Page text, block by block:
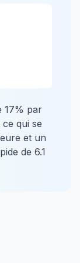
17% par
qui se
et un
de 6.1